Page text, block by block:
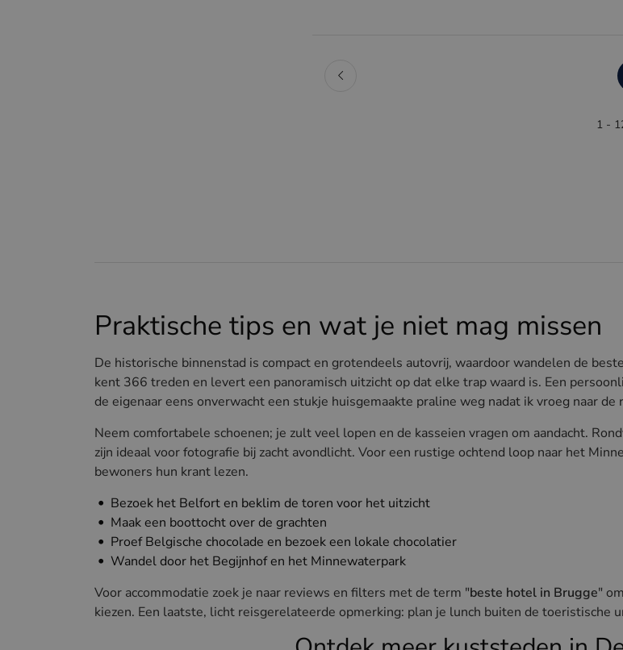
1 -
Praktische tips en wat je niet mag missen
De historische binnenstad is compact en grotendeels autovrij, waardoor wandelen de
kent 366 treden en levert een panoramisch uitzicht op dat elke trap waard is. Een
de eigenaar eens onverwacht een stukje huisgemaakte praline weg nadat ik vroeg naar
Neem comfortabele schoenen; je zult veel lopen en de kasseien vragen om aandacht.
zijn ideaal voor fotografie bij zacht avondlicht. Voor een rustige ochtend loop naar het
bewoners hun krant lezen.
Bezoek het Belfort en beklim de toren voor het uitzicht
Maak een boottocht over de grachten
Proef Belgische chocolade en bezoek een lokale chocolatier
Wandel door het Begijnhof en het Minnewaterpark
Voor accommodatie zoek je naar reviews en filters met de term "beste hotel in Brugge"
kiezen. Een laatste, licht reisgerelateerde opmerking: plan je lunch buiten de toeristische